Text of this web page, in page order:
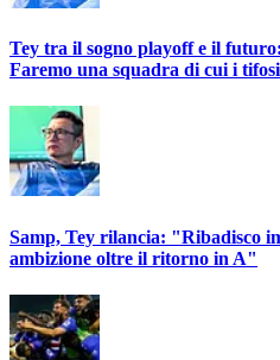
Tey tra il sogno playoff e il
Faremo una squadra di cui i
Samp, Tey rilancia: "Ribadisco
ambizione oltre il ritorno in A"